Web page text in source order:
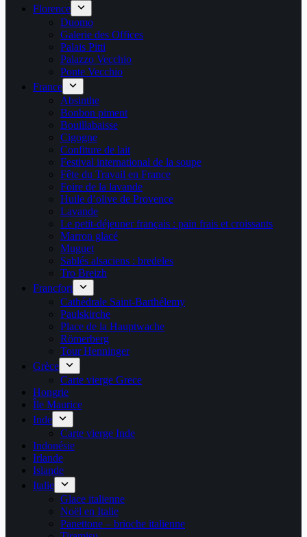
Florence
Duomo
Galerie des Offices
Palais Pitti
Palazzo Vecchio
Ponte Vecchio
France
Absinthe
Bonbon piment
Bouillabaisse
Cigogne
Confiture de lait
Festival international de la soupe
Fête du Travail en France
Foire de la lavande
Huile d’olive de Provence
Lavande
Le petit-déjeuner français : pain frais et croissants
Marron glacé
Muguet
Sablés alsaciens : bredeles
Tro Breizh
Francfort
Cathédrale Saint-Barthélemy
Paulskirche
Place de la Hauptwache
Römerberg
Tour Henninger
Grèce
Carte vierge Grece
Hongrie
Île Maurice
Inde
Carte vierge Inde
Indonésie
Irlande
Islande
Italie
Glace italienne
Noël en Italie
Panettone – brioche italienne